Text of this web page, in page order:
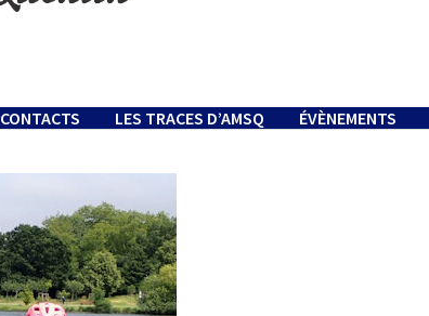
CONTACTS LES TRACES D’AMSQ ÉVÈNEMENTS